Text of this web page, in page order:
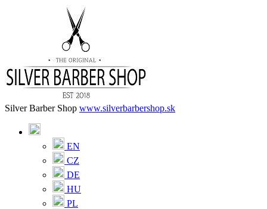
Silver Barber Shop www.silverbarbershop.sk
EN
CZ
DE
HU
PL